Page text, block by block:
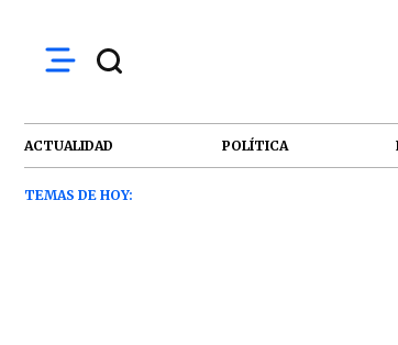
ACTUALIDAD POLÍTICA
TEMAS DE HOY: